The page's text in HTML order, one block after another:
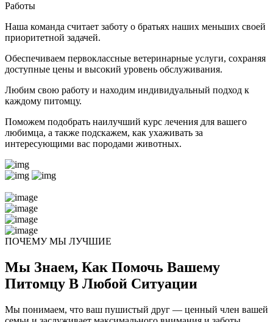
Работы
Наша команда считает заботу о братьях наших меньших своей
приоритетной задачей.
Обеспечиваем первоклассные ветеринарные услуги, сохраняя
доступные цены и высокий уровень обслуживания.
Любим свою работу и находим индивидуальный подход к
каждому питомцу.
Поможем подобрать наилучший курс лечения для вашего
любимца, а также подскажем, как ухаживать за
интересующими вас породами животных.
ПОЧЕМУ МЫ ЛУЧШИЕ
Мы Знаем, Как Помочь Вашему
Питомцу В Любой Ситуации
Мы понимаем, что ваш пушистый друг — ценный член вашей